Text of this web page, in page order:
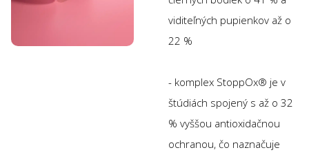
viditeľných pupienkov až o
22 %
- komplex StoppOx® je v
štúdiách spojený s až o 32
% vyššou antioxidačnou
ochranou, čo naznačuje